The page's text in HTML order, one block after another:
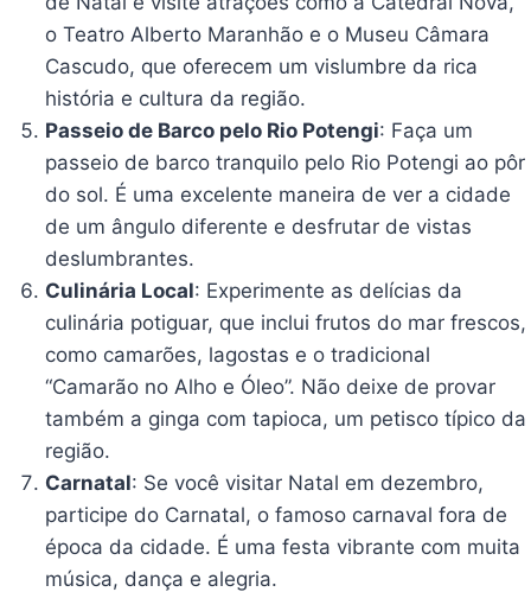
o Teatro Alberto Maranhão e o Museu Câmara
Cascudo, que oferecem um vislumbre da rica
história e cultura da região.
Passeio de Barco pelo Rio Potengi: Faça um
passeio de barco tranquilo pelo Rio Potengi ao pôr
do sol. É uma excelente maneira de ver a cidade
de um ângulo diferente e desfrutar de vistas
deslumbrantes.
Culinária Local: Experimente as delícias da
culinária potiguar, que inclui frutos do mar frescos,
como camarões, lagostas e o tradicional
“Camarão no Alho e Óleo”. Não deixe de provar
também a ginga com tapioca, um petisco típico da
região.
Carnatal: Se você visitar Natal em dezembro,
participe do Carnatal, o famoso carnaval fora de
época da cidade. É uma festa vibrante com muita
música, dança e alegria.